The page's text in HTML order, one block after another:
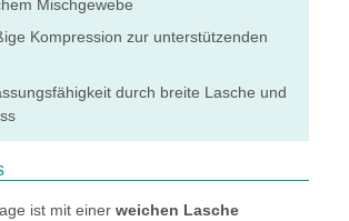
Mischgewebe
Kompression zur unterstützenden
durch breite Lasche und
ist mit einer weichen Lasche